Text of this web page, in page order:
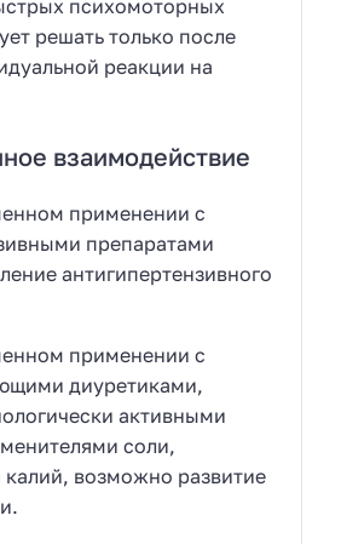
психомоторных
решать только после
реакции на
взаимодействие
применении с
препаратами
антигипертензивного
применении с
диуретиками,
активными
соли,
возможно развитие